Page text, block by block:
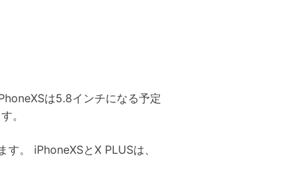
は5.8インチになる予定
。
。 iPhoneXSとX PLUSは、